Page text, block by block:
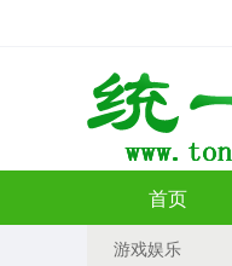
首页
游戏娱乐